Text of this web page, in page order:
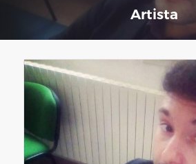
CONTEST
OPERE
STORE
CONTATTI
Artista